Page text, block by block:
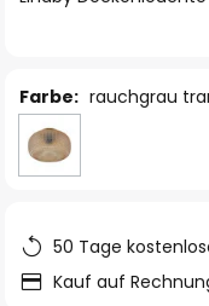
Farbe: rauchgrau
50 Tage
Kauf auf